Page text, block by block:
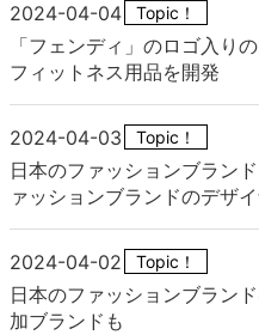
2024-04-04 Topic！
「フェンディ」のロゴ入り
フィットネス用品を開発
2024-04-03 Topic！
日本のファッションブラン
ァッションブランドのデザ
2024-04-02 Topic！
日本のファッションブラン
加ブランドも